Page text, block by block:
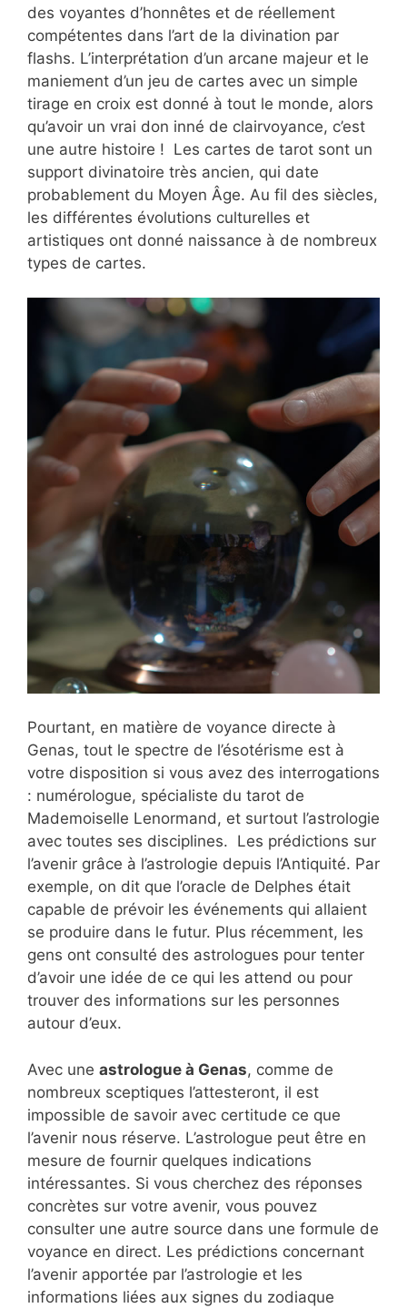
des voyantes d’honnêtes et de réellement
compétentes dans l’art de la divination par
flashs. L’interprétation d’un arcane majeur et le
maniement d’un jeu de cartes avec un simple
tirage en croix est donné à tout le monde, alors
qu’avoir un vrai don inné de clairvoyance, c’est
une autre histoire ! Les cartes de tarot sont un
support divinatoire très ancien, qui date
probablement du Moyen Âge. Au fil des siècles,
les différentes évolutions culturelles et
artistiques ont donné naissance à de nombreux
types de cartes.
Pourtant, en matière de voyance directe à
Genas, tout le spectre de l’ésotérisme est à
votre disposition si vous avez des interrogations
: numérologue, spécialiste du tarot de
Mademoiselle Lenormand, et surtout l’astrologie
avec toutes ses disciplines. Les prédictions sur
l’avenir grâce à l’astrologie depuis l’Antiquité. Par
exemple, on dit que l’oracle de Delphes était
capable de prévoir les événements qui allaient
se produire dans le futur. Plus récemment, les
gens ont consulté des astrologues pour tenter
d’avoir une idée de ce qui les attend ou pour
trouver des informations sur les personnes
autour d’eux.
Avec une astrologue à Genas, comme de
nombreux sceptiques l’attesteront, il est
impossible de savoir avec certitude ce que
l’avenir nous réserve. L’astrologue peut être en
mesure de fournir quelques indications
intéressantes. Si vous cherchez des réponses
concrètes sur votre avenir, vous pouvez
consulter une autre source dans une formule de
voyance en direct. Les prédictions concernant
l’avenir apportée par l’astrologie et les
informations liées aux signes du zodiaque